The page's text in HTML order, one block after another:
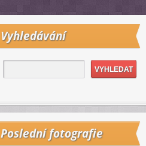
Vyhledávání
Poslední fotografie